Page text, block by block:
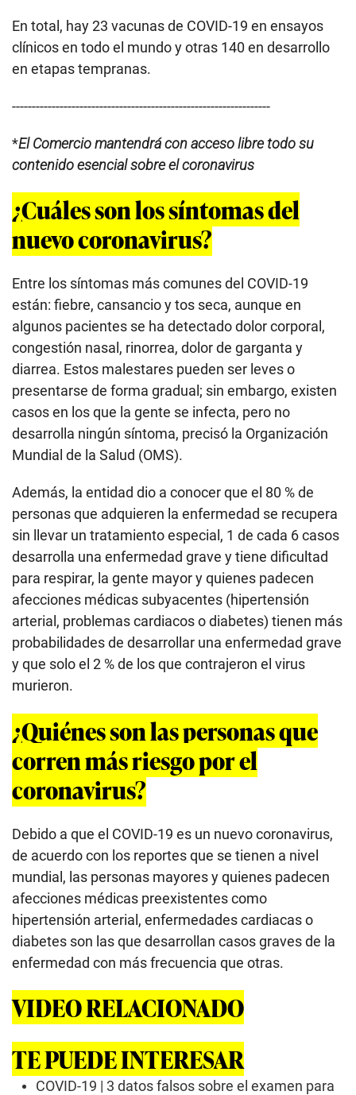
En total, hay 23 vacunas de COVID-19 en ensayos
clínicos en todo el mundo y otras 140 en desarrollo
en etapas tempranas.
-----------------------------------------------------------------
*El Comercio mantendrá con acceso libre todo su
contenido esencial sobre el coronavirus
¿Cuáles son los síntomas del
nuevo coronavirus?
Entre los síntomas más comunes del COVID-19
están: fiebre, cansancio y tos seca, aunque en
algunos pacientes se ha detectado dolor corporal,
congestión nasal, rinorrea, dolor de garganta y
diarrea. Estos malestares pueden ser leves o
presentarse de forma gradual; sin embargo, existen
casos en los que la gente se infecta, pero no
desarrolla ningún síntoma, precisó la Organización
Mundial de la Salud (OMS).
Además, la entidad dio a conocer que el 80 % de
personas que adquieren la enfermedad se recupera
sin llevar un tratamiento especial, 1 de cada 6 casos
desarrolla una enfermedad grave y tiene dificultad
para respirar, la gente mayor y quienes padecen
afecciones médicas subyacentes (hipertensión
arterial, problemas cardiacos o diabetes) tienen más
probabilidades de desarrollar una enfermedad grave
y que solo el 2 % de los que contrajeron el virus
murieron.
¿Quiénes son las personas que
corren más riesgo por el
coronavirus?
Debido a que el COVID-19 es un nuevo coronavirus,
de acuerdo con los reportes que se tienen a nivel
mundial, las personas mayores y quienes padecen
afecciones médicas preexistentes como
hipertensión arterial, enfermedades cardiacas o
diabetes son las que desarrollan casos graves de la
enfermedad con más frecuencia que otras.
VIDEO RELACIONADO
TE PUEDE INTERESAR
COVID-19 | 3 datos falsos sobre el examen para